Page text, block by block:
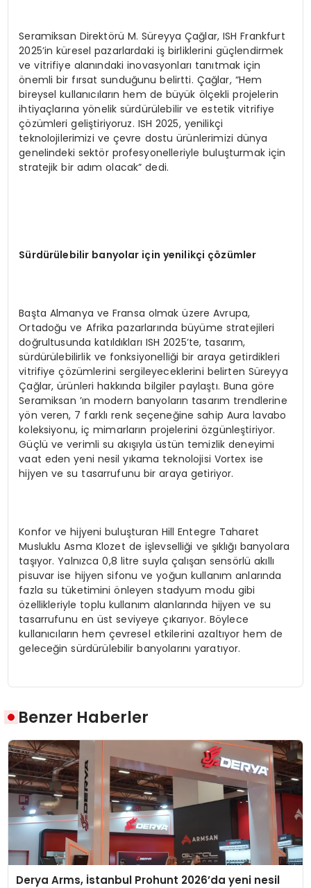
Seramiksan Direktörü M. Süreyya Çağlar, ISH Frankfurt
2025’in küresel pazarlardaki iş birliklerini güçlendirmek
ve vitrifiye alanındaki inovasyonları tanıtmak için
önemli bir fırsat sunduğunu belirtti. Çağlar, “Hem
bireysel kullanıcıların hem de büyük ölçekli projelerin
ihtiyaçlarına yönelik sürdürülebilir ve estetik vitrifiye
çözümleri geliştiriyoruz. ISH 2025, yenilikçi
teknolojilerimizi ve çevre dostu ürünlerimizi dünya
genelindeki sektör profesyonelleriyle buluşturmak için
stratejik bir adım olacak” dedi.
Sürdürülebilir banyolar için yenilikçi çözümler
Başta Almanya ve Fransa olmak üzere Avrupa,
Ortadoğu ve Afrika pazarlarında büyüme stratejileri
doğrultusunda katıldıkları ISH 2025’te, tasarım,
sürdürülebilirlik ve fonksiyonelliği bir araya getirdikleri
vitrifiye çözümlerini sergileyeceklerini belirten Süreyya
Çağlar, ürünleri hakkında bilgiler paylaştı. Buna göre
Seramiksan ’ın modern banyoların tasarım trendlerine
yön veren, 7 farklı renk seçeneğine sahip Aura lavabo
koleksiyonu, iç mimarların projelerini özgünleştiriyor.
Güçlü ve verimli su akışıyla üstün temizlik deneyimi
vaat eden yeni nesil yıkama teknolojisi Vortex ise
hijyen ve su tasarrufunu bir araya getiriyor.
Konfor ve hijyeni buluşturan Hill Entegre Taharet
Musluklu Asma Klozet de işlevselliği ve şıklığı banyolara
taşıyor. Yalnızca 0,8 litre suyla çalışan sensörlü akıllı
pisuvar ise hijyen sifonu ve yoğun kullanım anlarında
fazla su tüketimini önleyen stadyum modu gibi
özellikleriyle toplu kullanım alanlarında hijyen ve su
tasarrufunu en üst seviyeye çıkarıyor. Böylece
kullanıcıların hem çevresel etkilerini azaltıyor hem de
geleceğin sürdürülebilir banyolarını yaratıyor.
Benzer Haberler
Derya Arms, İstanbul Prohunt 2026’da yeni nesil